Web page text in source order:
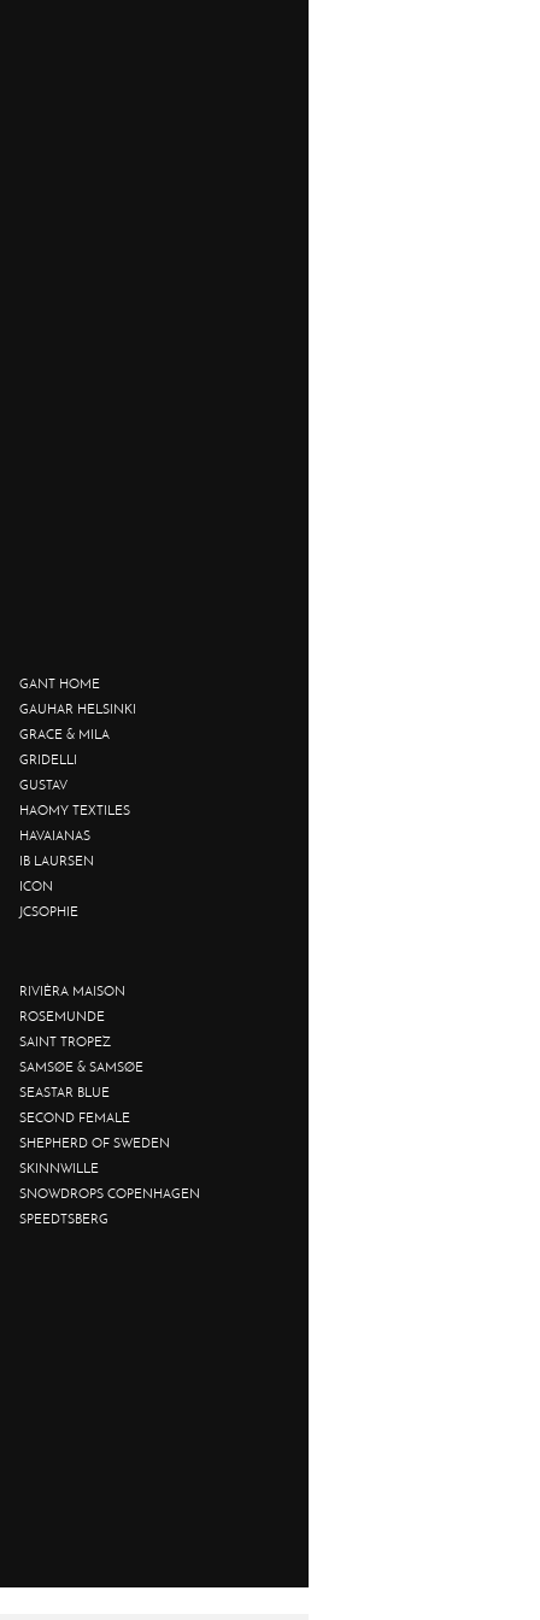
GANT HOME
GAUHAR HELSINKI
GRACE & MILA
GRIDELLI
GUSTAV
HAOMY TEXTILES
HAVAIANAS
IB LAURSEN
ICON
JCSOPHIE
RIVIÈRA MAISON
ROSEMUNDE
SAINT TROPEZ
SAMSØE & SAMSØE
SEASTAR BLUE
SECOND FEMALE
SHEPHERD OF SWEDEN
SKINNWILLE
SNOWDROPS COPENHAGEN
SPEEDTSBERG